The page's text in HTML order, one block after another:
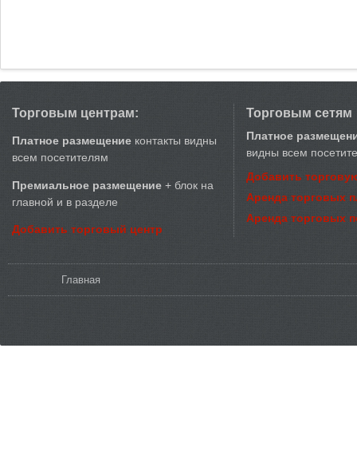
Торговым центрам:
Платное размещение контакты видны
всем посетителям
Премиальное размещение + блок на
главной и в разделе
Добавить торговый центр
Торговым сетям
Платное
видны всем
Добавить
Аренда торговых
Аренда торговых
Главная